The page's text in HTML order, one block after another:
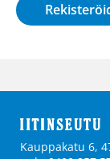
Kauppakatu 6,